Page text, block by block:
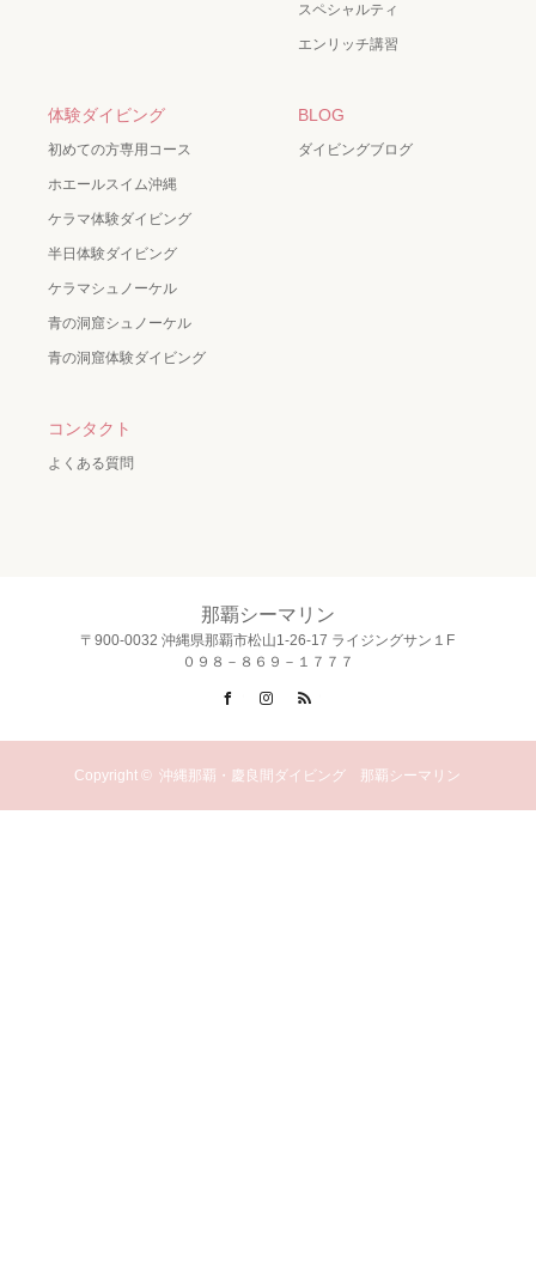
スペシャルティ
エンリッチ講習
体験ダイビング
初めての方専用コース
ホエールスイム沖縄
ケラマ体験ダイビング
半日体験ダイビング
ケラマシュノーケル
青の洞窟シュノーケル
青の洞窟体験ダイビング
BLOG
ダイビングブログ
コンタクト
よくある質問
那覇シーマリン
〒900-0032 沖縄県那覇市松山1-26-17 ライジングサン１F
０９８－８６９－１７７７
FacebookInstagram
Copyright ©沖縄那覇・慶良間ダイビング 那覇シーマリン